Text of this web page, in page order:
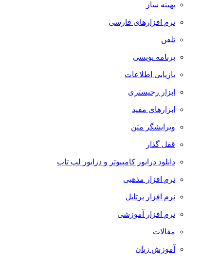
بهینه ساز
نرم افزارهای فارسی
تلفن
برنامه نویسی
بازیابی اطلاعات
ابزار رجیستری
ابزارهای مفید
ویرایشگر متن
قفل گذار
دانلود درایور کامپیوتر و درایور لپ تاپ
نرم افزار مذهبی
نرم افزار پرتابل
نرم افزار آموزشی
مقالات
آموزش زبان